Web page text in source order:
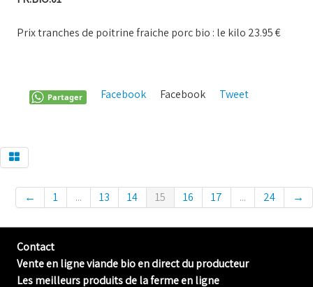
Prix tranches de poitrine fraiche porc bio : le kilo 23.95 €
Tweet
Facebook
Facebook
Partager
← 1 ... 13 14 15 16 17 ... 24 →
Contact
Vente en ligne viande bio en direct du producteur
Les meilleurs produits de la ferme en ligne